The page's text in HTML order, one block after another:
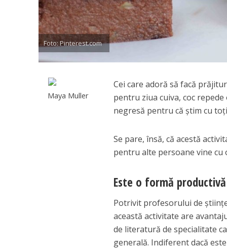
Foto: Pinterest.com
Maya Muller
Cei care adoră să facă
pentru ziua cuiva, coc
negresă pentru că ştim cu
Se pare, însă, că acestă
pentru alte persoane vine
Este o formă
Potrivit profesorului de
această activitate are
de literatură de specialitate
generală. Indiferent dacă